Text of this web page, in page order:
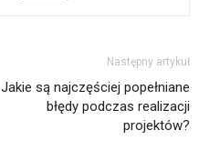
Następny artykuł
Jakie są najczęściej popełniane
błędy podczas realizacji
projektów?